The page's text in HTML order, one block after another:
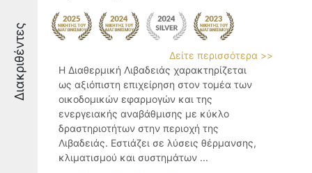
Διακριθέντες
Δείτε περισσότερα >>
Η Διαθερμική Λιβαδειάς χαρακτηρίζεται
ως αξιόπιστη επιχείρηση στον τομέα των
οικοδομικών εφαρμογών και της
ενεργειακής αναβάθμισης με κύκλο
δραστηριοτήτων στην περιοχή της
Λιβαδειάς. Εστιάζει σε λύσεις θέρμανσης,
κλιματισμού και συστημάτων ...